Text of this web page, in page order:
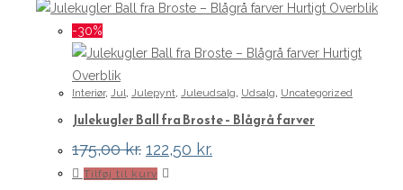
Hurtigt Overblik
-30%
Hurtigt
Overblik
Interiør, Jul, Julepynt, Juleudsalg, Udsalg, Uncategorized
Julekugler Ball fra Broste – Blågrå farver
175,00kr. Den
oprindelige
pris
122,50 kr.
aktuelle
Tilføj til kurv